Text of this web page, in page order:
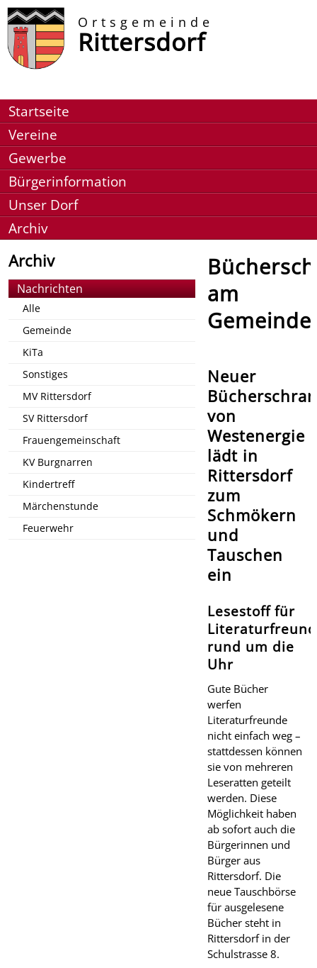
Ortsgemeinde
Rittersdorf
Startseite
Vereine
Gewerbe
Bürgerinformation
Unser Dorf
Archiv
Archiv
Nachrichten
Alle
Gemeinde
KiTa
Sonstiges
MV Rittersdorf
SV Rittersdorf
Frauengemeinschaft
KV Burgnarren
Kindertreff
Märchenstunde
Feuerwehr
am
Neuer
von
Westenergie
lädt in
Rittersdorf
zum
Schmökern
und
Tauschen
ein
Lesestoff für
rund um die
Uhr
Gute Bücher
werfen
Literaturfreunde
nicht einfach weg –
stattdessen können
sie von mehreren
Leseratten geteilt
werden. Diese
Möglichkeit haben
ab sofort auch die
Bürgerinnen und
Bürger aus
Rittersdorf. Die
neue Tauschbörse
für ausgelesene
Bücher steht in
Rittersdorf in der
Schulstrasse 8.